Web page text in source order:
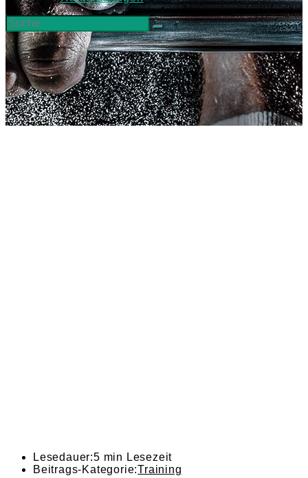
Lesedauer:5 min Lesezeit
Beitrags-Kategorie:Training